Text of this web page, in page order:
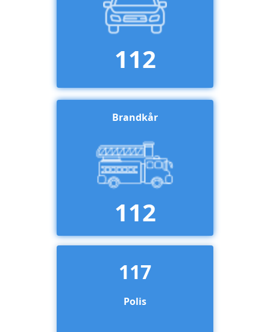
112
Brandkår
112
117
Polis